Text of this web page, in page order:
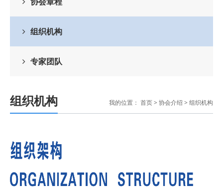
组织机构
专家团队
组织机构 我的位置： 首页> 协会介绍 > 组织机构